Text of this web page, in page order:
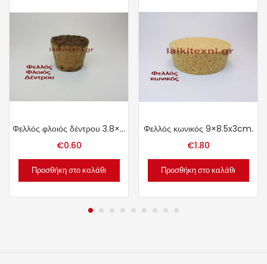
Φελλός φλοιός δέντρου 3.8×3.3×3.5cm.
€0.60
Προσθήκη στο καλάθι
Φελλός κωνικός 9×8.5x3cm.
€1.80
Προσθήκη στο καλάθι